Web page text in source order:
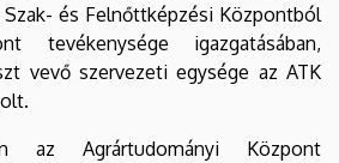
Szak- és Felnőttképzési Központból
tevékenysége igazgatásában,
vevő szervezeti egysége az ATK
az Agrártudományi Központ